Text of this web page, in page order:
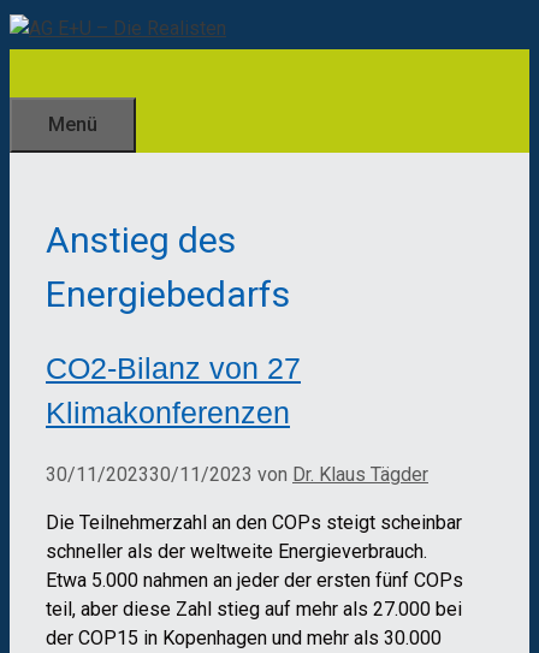
Zum
Inhalt
Menü
Anstieg des
Energiebedarfs
CO2-Bilanz von 27
Klimakonferenzen
30/11/202330/11/2023 von Dr. Klaus Tägder
Die Teilnehmerzahl an den COPs steigt scheinbar
schneller als der weltweite Energieverbrauch.
Etwa 5.000 nahmen an jeder der ersten fünf COPs
teil, aber diese Zahl stieg auf mehr als 27.000 bei
der COP15 in Kopenhagen und mehr als 30.000